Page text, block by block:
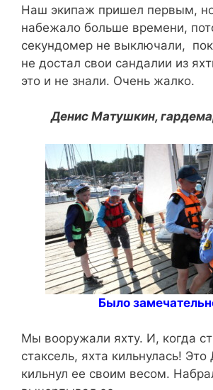
Наш экипаж пришел первым, но
набежало больше времени,
секундомер не выключали,
не достал свои сандалии из
это и не знали. Очень жалко.
Денис Матушкин,
Было
Мы вооружали яхту. И, когда
стаксель, яхта кильнулась! Это
кильнул ее своим весом.